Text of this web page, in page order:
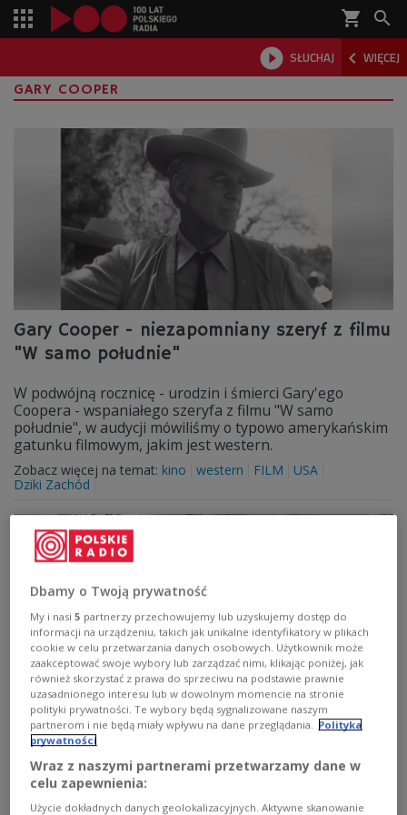
shopping_cart 
 SŁUCHAJ  WIĘCEJ

GARY COOPER
Gary Cooper - niezapomniany szeryf z filmu
"W samo południe"
W podwójną rocznicę - urodzin i śmierci Gary'ego
Coopera - wspaniałego szeryfa z filmu "W samo
południe", w audycji mówiliśmy o typowo amerykańskim
gatunku filmowym, jakim jest western.
Zobacz więcej na temat: kino western FILM
USA
Dziki Zachód
Gary Cooper i Audrey Hepburn z
życzeniami dla Polaków
– Jestem bardzo szczęśliwa, że mam możliwość przesłać
Państwu płynące z głębi serca życzenia z okazji świąt
Dbamy o Twoją prywatność
My i nasi5 partnerzy przechowujemy lub uzyskujemy dostęp do
informacji na urządzeniu, takich jak unikalne identyfikatory w plikach
cookie w celu przetwarzania danych osobowych. Użytkownik może
zaakceptować swoje wybory lub zarządzać nimi, klikając poniżej, jak
również skorzystać z prawa do sprzeciwu na podstawie prawnie
uzasadnionego interesu lub w dowolnym momencie na stronie
polityki prywatności. Te wybory będą sygnalizowane naszym
partnerom i nie będą miały wpływu na dane przeglądania. Polityka
prywatności
Wraz z naszymi partnerami przetwarzamy dane w
celu zapewnienia:
Użycie dokładnych danych geolokalizacyjnych. Aktywne skanowanie